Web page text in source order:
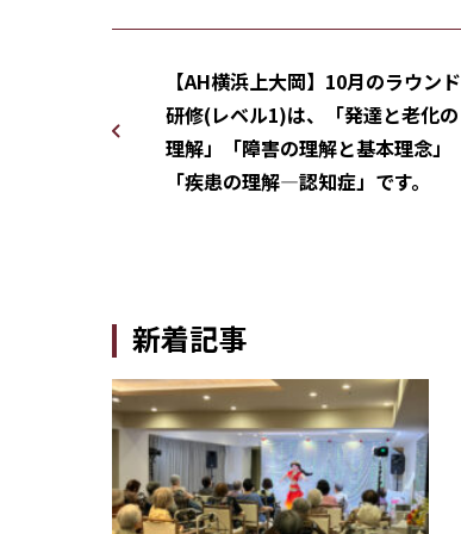
【AH横浜上大岡】10月のラウンド
研修(レベル1)は、「発達と老化の
理解」「障害の理解と基本理念」
「疾患の理解―認知症」です。
新着記事